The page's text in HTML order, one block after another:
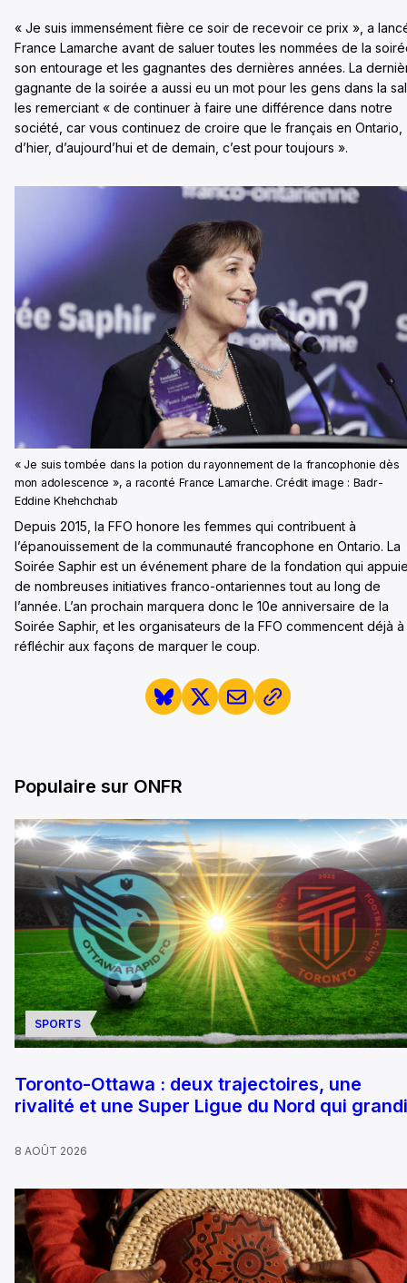
« Je suis immensément fière ce soir de recevoir ce prix », a
France Lamarche avant de saluer toutes les nommées de la
son entourage et les gagnantes des dernières années. La
gagnante de la soirée a aussi eu un mot pour les gens dans la
les remerciant « de continuer à faire une différence dans notre
société, car vous continuez de croire que le français en Ontario,
d’hier, d’aujourd’hui et de demain, c’est pour toujours ».
« Je suis tombée dans la potion du rayonnement de la francophonie dès
mon adolescence », a raconté France Lamarche. Crédit image : Badr-
Eddine Khehchchab
Depuis 2015, la FFO honore les femmes qui contribuent à
l’épanouissement de la communauté francophone en Ontario. La
Soirée Saphir est un événement phare de la fondation qui
de nombreuses initiatives franco-ontariennes tout au long de
l’année. L’an prochain marquera donc le 10e anniversaire de la
Soirée Saphir, et les organisateurs de la FFO commencent déjà à
réfléchir aux façons de marquer le coup.
Populaire sur ONFR
SPORTS
Toronto-Ottawa : deux trajectoires, une
rivalité et une Super Ligue du Nord qui
8 AOÛT 2026